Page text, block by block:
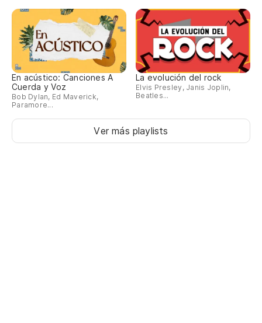
En acústico: Canciones A
Cuerda y Voz
Bob Dylan, Ed Maverick,
Paramore...
La evolución del rock
Elvis Presley, Janis Joplin,
Beatles...
Ver más playlists